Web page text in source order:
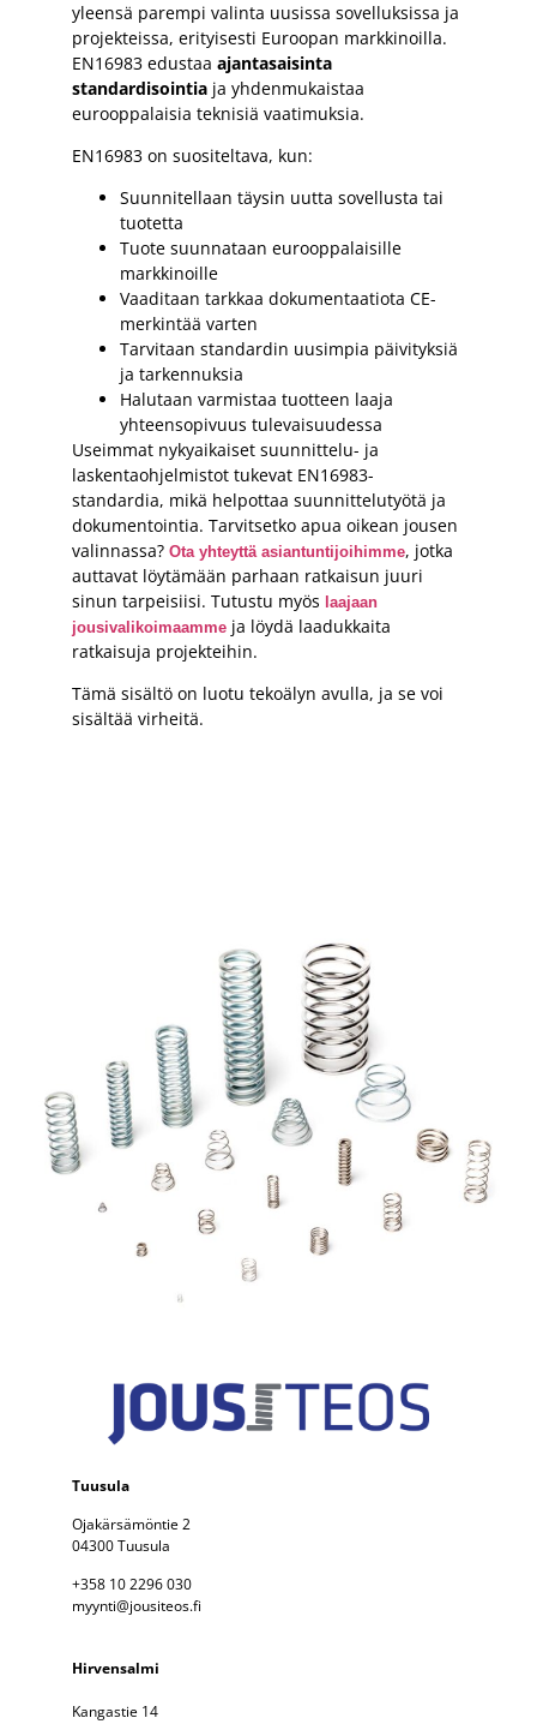
yleensä parempi valinta uusissa sovelluksissa ja
projekteissa, erityisesti Euroopan markkinoilla.
EN16983 edustaa ajantasaisinta
standardisointia ja yhdenmukaistaa
eurooppalaisia teknisiä vaatimuksia.
EN16983 on suositeltava, kun:
Suunnitellaan täysin uutta sovellusta tai
tuotetta
Tuote suunnataan eurooppalaisille
markkinoille
Vaaditaan tarkkaa dokumentaatiota CE-
merkintää varten
Tarvitaan standardin uusimpia päivityksiä
ja tarkennuksia
Halutaan varmistaa tuotteen laaja
yhteensopivuus tulevaisuudessa
Useimmat nykyaikaiset suunnittelu- ja
laskentaohjelmistot tukevat EN16983-
standardia, mikä helpottaa suunnittelutyötä ja
dokumentointia. Tarvitsetko apua oikean jousen
valinnassa? Ota yhteyttä asiantuntijoihimme, jotka
auttavat löytämään parhaan ratkaisun juuri
sinun tarpeisiisi. Tutustu myös laajaan
jousivalikoimaamme ja löydä laadukkaita
ratkaisuja projekteihin.
Tämä sisältö on luotu tekoälyn avulla, ja se voi
sisältää virheitä.
Tuusula
Ojakärsämöntie 2
04300 Tuusula
+358 10 2296 030
myynti@jousiteos.fi
Hirvensalmi
Kangastie 14